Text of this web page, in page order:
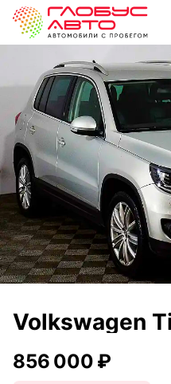
Volkswagen
856 000 ₽